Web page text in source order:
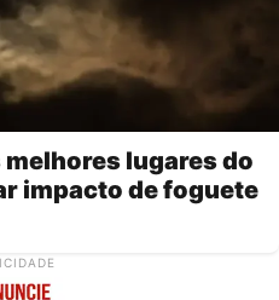
melhores lugares do
impacto de foguete